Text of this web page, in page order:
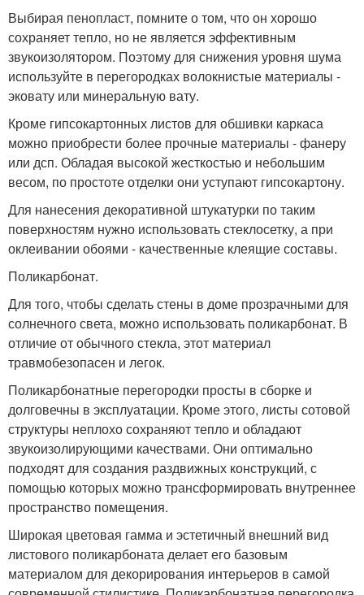
Выбирая пенопласт, помните о том, что он хорошо
сохраняет тепло, но не является эффективным
звукоизолятором. Поэтому для снижения уровня шума
используйте в перегородках волокнистые материалы -
эковату или минеральную вату.
Кроме гипсокартонных листов для обшивки каркаса
можно приобрести более прочные материалы - фанеру
или дсп. Обладая высокой жесткостью и небольшим
весом, по простоте отделки они уступают гипсокартону.
Для нанесения декоративной штукатурки по таким
поверхностям нужно использовать стеклосетку, а при
оклеивании обоями - качественные клеящие составы.
Поликарбонат.
Для того, чтобы сделать стены в доме прозрачными для
солнечного света, можно использовать поликарбонат. В
отличие от обычного стекла, этот материал
травмобезопасен и легок.
Поликарбонатные перегородки просты в сборке и
долговечны в эксплуатации. Кроме этого, листы сотовой
структуры неплохо сохраняют тепло и обладают
звукоизолирующими качествами. Они оптимально
подходят для создания раздвижных конструкций, с
помощью которых можно трансформировать внутреннее
пространство помещения.
Широкая цветовая гамма и эстетичный внешний вид
листового поликарбоната делает его базовым
материалом для декорирования интерьеров в самой